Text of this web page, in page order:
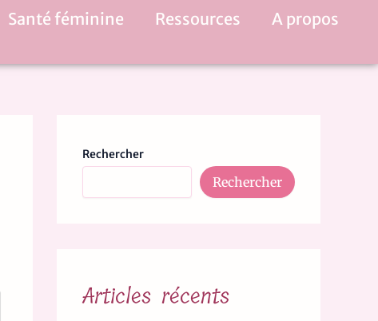
Santé féminine Ressources A propos
Rechercher
Rechercher
Articles récents